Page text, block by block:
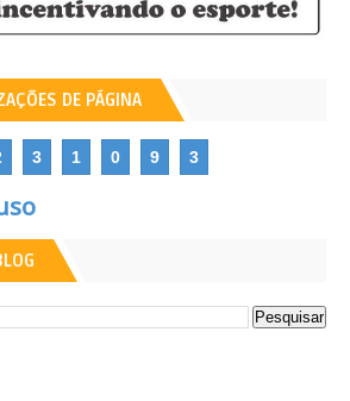
DE PÁGINA
3 1 0 9 3